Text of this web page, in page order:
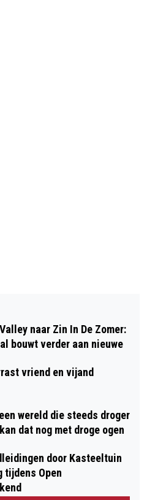
NA
- AFLEVERING
naar Zin In De Zomer:
bouwt verder aan nieuwe
vriend en vijand
wereld die steeds droger
dat nog met droge ogen
door Kasteeltuin
tijdens Open